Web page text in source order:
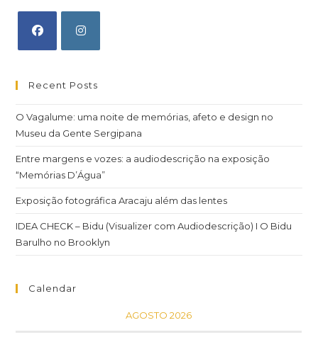
Recent Posts
O Vagalume: uma noite de memórias, afeto e design no
Museu da Gente Sergipana
Entre margens e vozes: a audiodescrição na exposição
“Memórias D’Água”
Exposição fotográfica Aracaju além das lentes
IDEA CHECK – Bidu (Visualizer com Audiodescrição) I O Bidu
Barulho no Brooklyn
Calendar
AGOSTO 2026